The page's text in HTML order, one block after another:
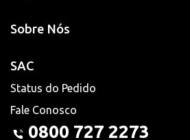
Sobre Nós
SAC
Status do Pedido
Fale Conosco
0800 727 2273